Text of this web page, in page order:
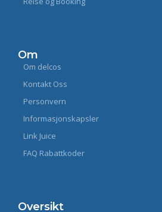
Om
Om delcos
Kontakt Oss
Personvern
Informasjonskapsler
Link Juice
FAQ Rabattkoder
Oversikt